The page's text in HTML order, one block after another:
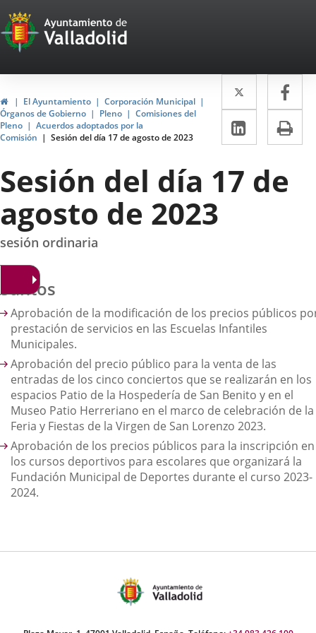
Portal
Web
del
Ayuntamiento
de
Valladolid
InicioEl Ayuntamiento
Corporación Municipal
Órganos de Gobierno
Pleno
Comisiones del
Pleno
Acuerdos adoptados por la
Comisión
Sesión del día 17 de agosto de 2023
Twitter
Enlace
a
una
externa.
a
LinkedIn
Enlace
a
una
Sesión del día 17 de
agosto de 2023
sesión ordinaria
Aprobación de la modificación de los precios públicos
prestación de servicios en las Escuelas Infantiles
Municipales.
Aprobación del precio público para la venta de las
entradas de los cinco conciertos que se realizarán en los
espacios Patio de la Hospedería de San Benito y en el
Museo Patio Herreriano en el marco de celebración de la
Feria y Fiestas de la Virgen de San Lorenzo 2023.
Aprobación de los precios públicos para la inscripción en
los cursos deportivos para escolares que organizará la
Fundación Municipal de Deportes durante el curso 2023-
2024.